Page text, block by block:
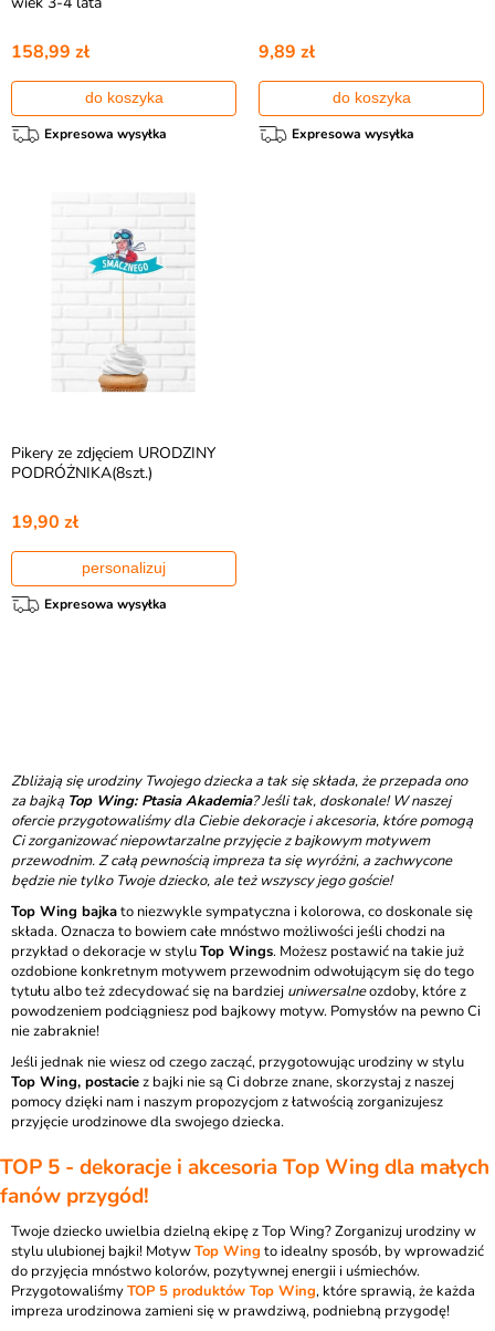
158,99 zł
do koszyka
Expresowa wysyłka
9,89 zł
do koszyka
Expresowa wysyłka
Pikery ze zdjęciem URODZINY
PODRÓŻNIKA(8szt.)
19,90 zł
personalizuj
Expresowa wysyłka
Zbliżają się urodziny Twojego dziecka a tak się składa, że przepada ono
za bajką Top Wing: Ptasia Akademia? Jeśli tak, doskonale! W naszej
ofercie przygotowaliśmy dla Ciebie dekoracje i akcesoria, które pomogą
Ci zorganizować niepowtarzalne przyjęcie z bajkowym motywem
przewodnim. Z całą pewnością impreza ta się wyróżni, a zachwycone
będzie nie tylko Twoje dziecko, ale też wszyscy jego goście!
Top Wing bajkato niezwykle sympatyczna i kolorowa, co doskonale się
składa. Oznacza to bowiem całe mnóstwo możliwości jeśli chodzi na
przykład o dekoracje w styluTop Wings. Możesz postawić na takie już
ozdobione konkretnym motywem przewodnim odwołującym się do tego
tytułu albo też zdecydować się na bardziej uniwersalneozdoby, które z
powodzeniem podciągniesz pod bajkowy motyw. Pomysłów na pewno Ci
nie zabraknie!
Jeśli jednak nie wiesz od czego zacząć, przygotowując urodziny w stylu
Top Wing, postaciez bajki nie są Ci dobrze znane, skorzystaj z naszej
pomocy dzięki nam i naszym propozycjom z łatwością zorganizujesz
przyjęcie urodzinowe dla swojego dziecka.
TOP 5 - dekoracje i akcesoria Top Wing dla małych
fanów przygód!
Twoje dziecko uwielbia dzielną ekipę z Top Wing? Zorganizuj urodziny w
stylu ulubionej bajki! MotywTop Wing to idealny sposób, by wprowadzić
do przyjęcia mnóstwo kolorów, pozytywnej energii i uśmiechów.
PrzygotowaliśmyTOP 5 produktów Top Wing, które sprawią, że każda
impreza urodzinowa zamieni się w prawdziwą, podniebną przygodę!